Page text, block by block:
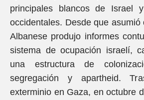
principales blancos de Israel
occidentales. Desde que asumió
Albanese produjo informes
sistema de ocupación israelí,
una estructura de
segregación y apartheid.
exterminio en Gaza, en octubre